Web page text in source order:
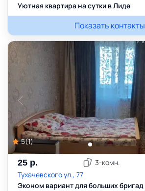
Уютная квартира на сутки в Лиде
Показать контакты
5(1)
25 р. 3-комн.
Тухачевского ул., 77
Эконом вариант для больших бригад